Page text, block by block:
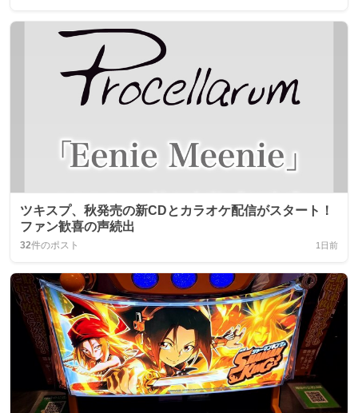
ツキスプ、秋発売の新CDとカラオケ配信がスタート！
ファン歓喜の声続出
32件のポスト 1日前